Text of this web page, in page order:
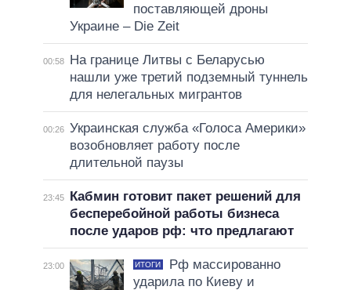
поставляющей дроны
Украине – Die Zeit
00:58
На границе Литвы с Беларусью
нашли уже третий подземный туннель
для нелегальных мигрантов
00:26 Украинская служба «Голоса Америки»
возобновляет работу после
длительной паузы
23:45
Кабмин готовит пакет решений для
бесперебойной работы бизнеса
после ударов рф: что предлагают
23:00 ИТОГИ
Рф массированно
ударила по Киеву и